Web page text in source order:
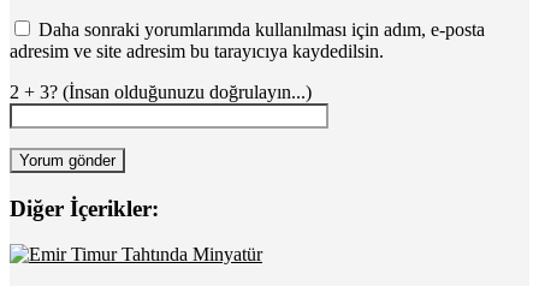
Daha sonraki yorumlarımda kullanılması için adım, e-posta
adresim ve site adresim bu tarayıcıya kaydedilsin.
2 + 3? (İnsan olduğunuzu doğrulayın...)
Diğer İçerikler: